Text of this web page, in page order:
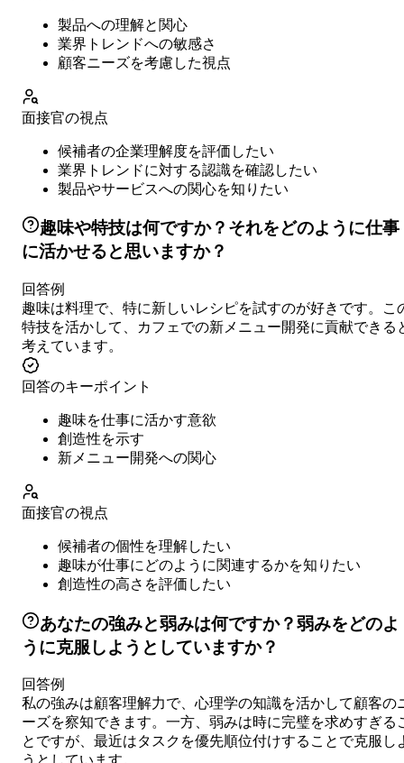
製品への理解と関心
業界トレンドへの敏感さ
顧客ニーズを考慮した視点
面接官の視点
候補者の企業理解度を評価したい
業界トレンドに対する認識を確認したい
製品やサービスへの関心を知りたい
趣味や特技は何ですか？それをどのように仕事
に活かせると思いますか？
回答例
趣味は料理で、特に新しいレシピを試すのが好きです。こ
特技を活かして、カフェでの新メニュー開発に貢献できる
考えています。
回答のキーポイント
趣味を仕事に活かす意欲
創造性を示す
新メニュー開発への関心
面接官の視点
候補者の個性を理解したい
趣味が仕事にどのように関連するかを知りたい
創造性の高さを評価したい
あなたの強みと弱みは何ですか？弱みをどのよ
うに克服しようとしていますか？
回答例
私の強みは顧客理解力で、心理学の知識を活かして顧客の
ーズを察知できます。一方、弱みは時に完璧を求めすぎる
とですが、最近はタスクを優先順位付けすることで克服し